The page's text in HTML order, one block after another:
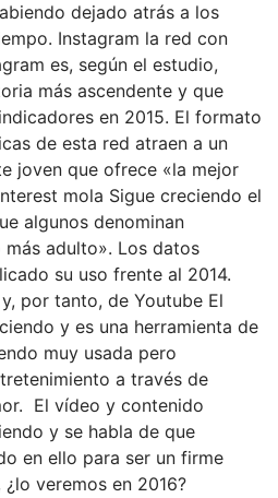
dejado atrás a los
Instagram la red con
es, según el estudio,
más ascendente y que
en 2015. El formato
de esta red atraen a un
joven que ofrece «la mejor
mola Sigue creciendo el
algunos denominan
adulto». Los datos
su uso frente al 2014.
por tanto, de Youtube El
y es una herramienta de
muy usada pero
a través de
El vídeo y contenido
y se habla de que
en ello para ser un firme
veremos en 2016?